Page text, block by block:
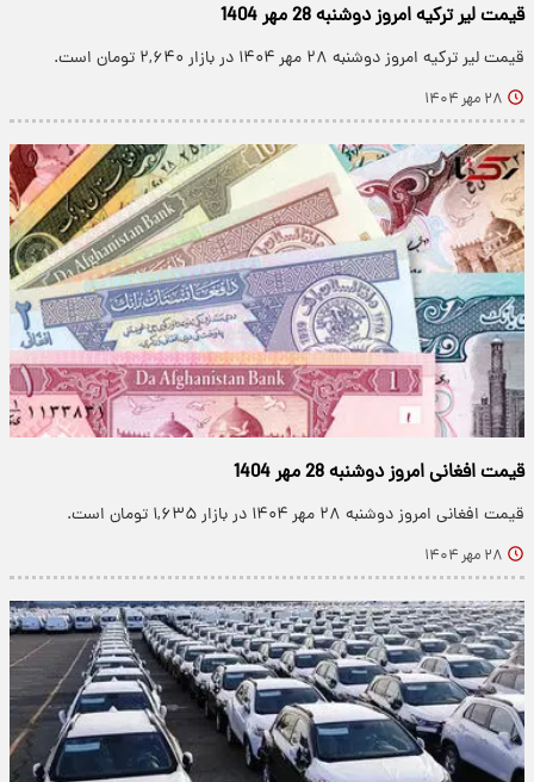
قیمت لیر ترکیه امروز دوشنبه 28 مهر 1404
قیمت لیر ترکیه امروز دوشنبه ۲۸ مهر ۱۴۰۴ در بازار ۲,۶۴۰ تومان است.
۲۸ مهر ۱۴۰۴
قیمت افغانی امروز دوشنبه 28 مهر 1404
قیمت افغانی امروز دوشنبه ۲۸ مهر ۱۴۰۴ در بازار ۱,۶۳۵ تومان است.
۲۸ مهر ۱۴۰۴